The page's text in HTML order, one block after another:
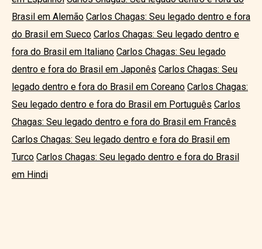
Brasil em Alemão Carlos Chagas: Seu legado dentro e fora
do Brasil em Sueco Carlos Chagas: Seu legado dentro e
fora do Brasil em Italiano Carlos Chagas: Seu legado
dentro e fora do Brasil em Japonês Carlos Chagas: Seu
legado dentro e fora do Brasil em Coreano Carlos Chagas:
Seu legado dentro e fora do Brasil em Português Carlos
Chagas: Seu legado dentro e fora do Brasil em Francês
Carlos Chagas: Seu legado dentro e fora do Brasil em
Turco Carlos Chagas: Seu legado dentro e fora do Brasil
em Hindi